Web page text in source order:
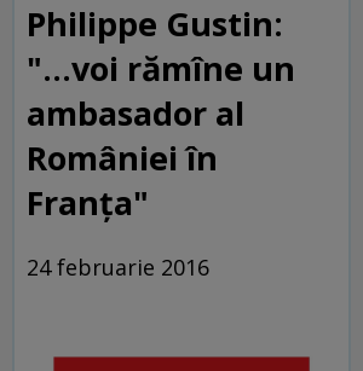
Philippe Gustin:
"...voi rămîne un
ambasador al
României în
Franţa"
24 februarie 2016